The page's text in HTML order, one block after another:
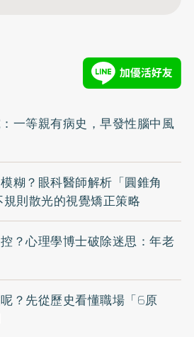
一等親有病史，早發性腦中風
糊？眼科醫師解析「圓錐角
則散光的視覺矯正策略
？心理學博士破除迷思：年老
？先從歷史看懂職場「6原